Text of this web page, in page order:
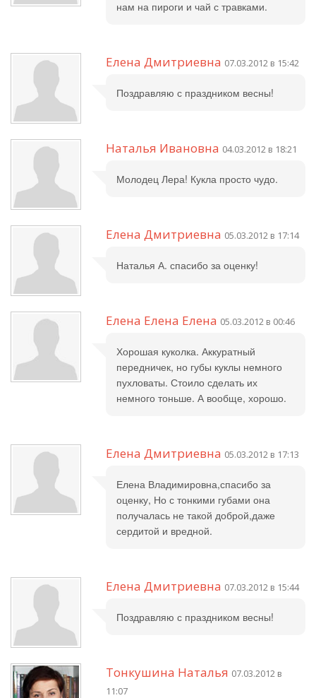
нам на пироги и чай с травками.
Елена Дмитриевна 07.03.2012 в 15:42
Поздравляю с праздником весны!
Наталья Ивановна 04.03.2012 в 18:21
Молодец Лера! Кукла просто чудо.
Елена Дмитриевна 05.03.2012 в 17:14
Наталья А. спасибо за оценку!
Елена Елена Елена 05.03.2012 в 00:46
Хорошая куколка. Аккуратный
передничек, но губы куклы немного
пухловаты. Стоило сделать их
немного тоньше. А вообще, хорошо.
Елена Дмитриевна 05.03.2012 в 17:13
Елена Владимировна,спасибо за
оценку, Но с тонкими губами она
получалась не такой доброй,даже
сердитой и вредной.
Елена Дмитриевна 07.03.2012 в 15:44
Поздравляю с праздником весны!
Тонкушина Наталья 07.03.2012 в
11:07